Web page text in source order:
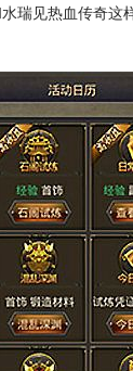
瑞见热血传奇